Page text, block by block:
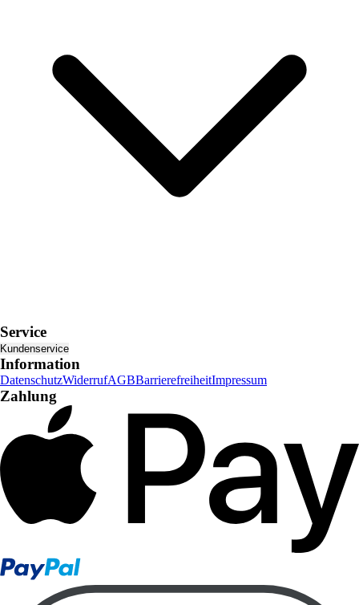
Service
Kundenservice
Information
DatenschutzWiderrufAGBBarrierefreiheitImpressum
Zahlung